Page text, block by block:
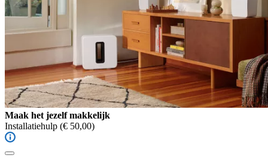
Maak het jezelf makkelijk
Installatiehulp (€ 50,00)